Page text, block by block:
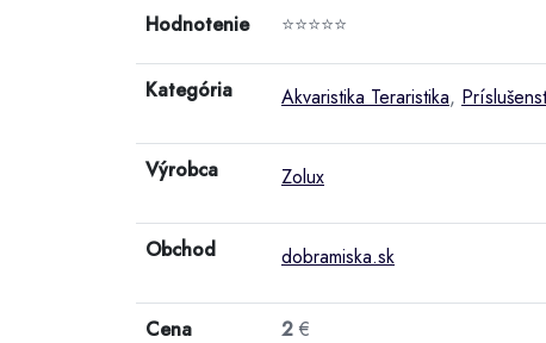
Hodnotenie ⭐⭐⭐⭐⭐
Kategória Akvaristika Teraristika,
Výrobca Zolux
Obchod dobramiska.sk
Cena 2 €